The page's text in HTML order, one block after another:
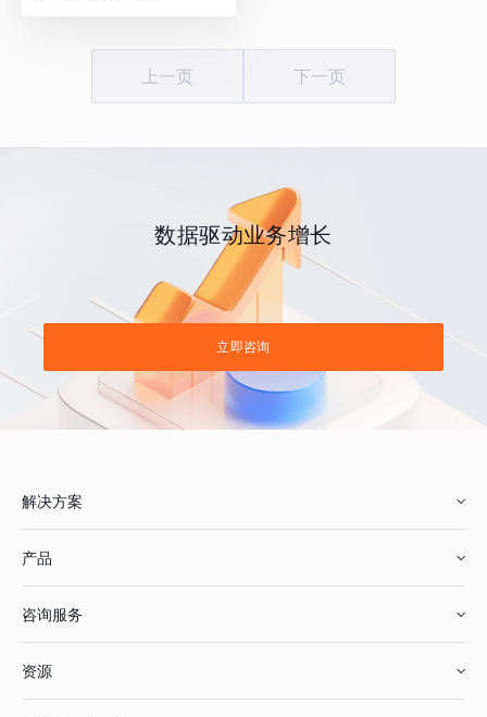
上一页 下一页
数据驱动业务增长
立即咨询
解决方案
鞋服行业
产品
咨询服务
资源